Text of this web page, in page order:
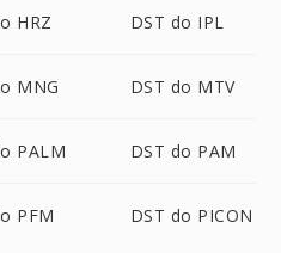
HRZ DST do IPL
MNG DST do MTV
PALM DST do PAM
PFM DST do PICON